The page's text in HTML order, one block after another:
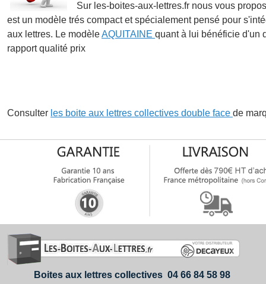
Sur les-boites-aux-lettres.fr nous vous
est un modèle trés compact et spécialement pensé pour
aux lettres. Le modèleAQUITAINE quant à lui bénéficie d'un
rapport qualité prix
Consulter les boite aux lettres collectives double face de
Boites aux lettres collectives 04 66 84 58 98